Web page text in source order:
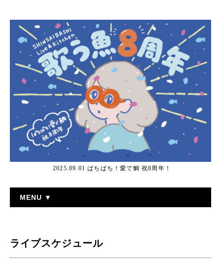
2025.09.01 ぱちぱち！愛で鯛 祝8周年！
MENU ▼
ライブスケジュール